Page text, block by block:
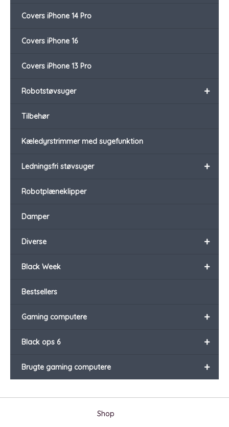
Covers iPhone 14 Pro
Covers iPhone 16
Covers iPhone 13 Pro
+
Robotstøvsuger
Tilbehør
Kæledyrstrimmer med sugefunktion
+
Ledningsfri støvsuger
Robotplæneklipper
Damper
+
Diverse
+
Black Week
Bestsellers
+
Gaming computere
+
Black ops 6
+
Brugte gaming computere
Shop